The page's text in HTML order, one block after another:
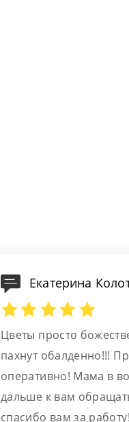
Екатерина
Цветы просто
пахнут обалденно!!!
оперативно! Мама в
дальше к вам
спасибо вам за